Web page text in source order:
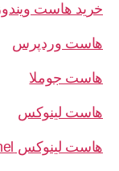
خرید هاست
هاست وردپرس
هاست جوملا
هاست لینوکس
هاست لینوکس cPanel